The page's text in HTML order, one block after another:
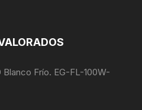
Frío. EG-FL-100W-